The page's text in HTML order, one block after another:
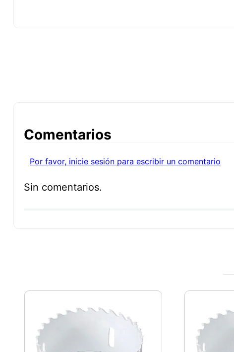
Comentarios
Por favor, inicie sesión para escribir un comentario
Sin comentarios.